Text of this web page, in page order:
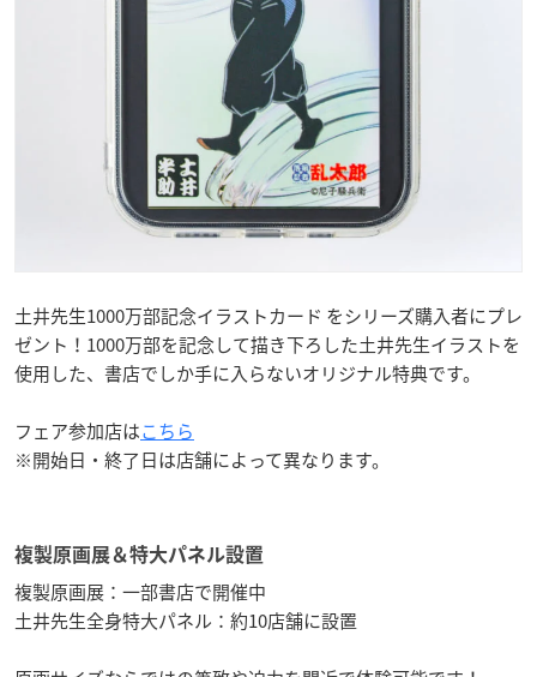
土井先生1000万部記念イラストカード をシリーズ購入者にプレ
ゼント！1000万部を記念して描き下ろした土井先生イラストを
使用した、書店でしか手に入らないオリジナル特典です。
フェア参加店はこちら
※開始日・終了日は店舗によって異なります。
複製原画展＆特大パネル設置
複製原画展：一部書店で開催中
土井先生全身特大パネル：約10店舗に設置